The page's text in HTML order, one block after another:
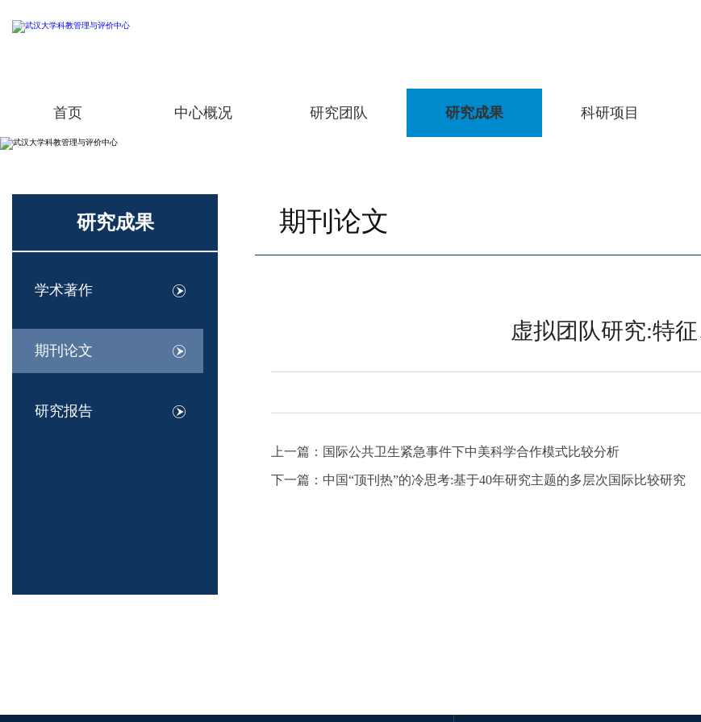
首页 中心概况 研究团队 研究成果 科研项目
研究成果
学术著作
期刊论文
研究报告
期刊论文
虚拟团队研究:特
上一篇： 国际公共卫生紧急事件下中美科学合作模式比较分析
下一篇： 中国“顶刊热”的冷思考:基于40年研究主题的多层次国际比较研究